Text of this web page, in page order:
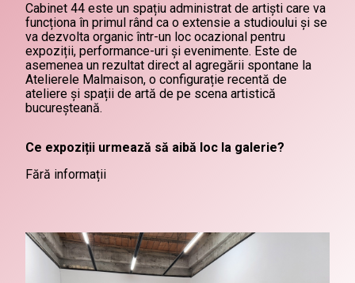
Cabinet 44 este un spațiu administrat de artiști care va
funcționa în primul rând ca o extensie a studioului și se
va dezvolta organic într-un loc ocazional pentru
expoziții, performance-uri și evenimente. Este de
asemenea un rezultat direct al agregării spontane la
Atelierele Malmaison, o configurație recentă de
ateliere și spații de artă de pe scena artistică
bucureșteană.
Ce expoziții urmează să aibă loc la galerie?
Fără informații